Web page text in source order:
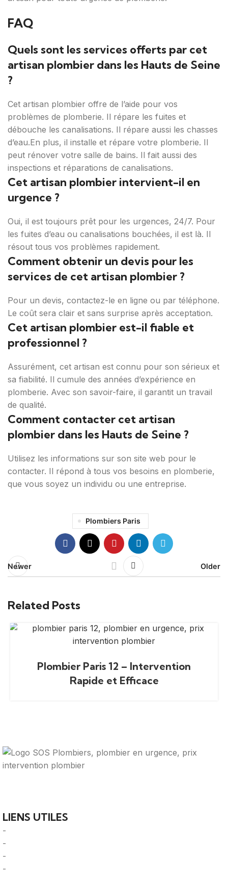
FAQ
Quels sont les services offerts par cet
artisan plombier dans les Hauts de Seine
?
Cet artisan plombier offre de l’aide pour vos
problèmes de plomberie. Il répare les fuites et
débouche les canalisations. Il répare aussi les chasses
d’eau.En plus, il installe et répare votre plomberie. Il
peut rénover votre salle de bains. Il fait aussi des
inspections et réparations de canalisations.
Cet artisan plombier intervient-il en
urgence ?
Oui, il est toujours prêt pour les urgences, 24/7. Pour
les fuites d’eau ou canalisations bouchées, il est là. Il
résout tous vos problèmes rapidement.
Comment obtenir un devis pour les
services de cet artisan plombier ?
Pour un devis, contactez-le en ligne ou par téléphone.
Le coût sera clair et sans surprise après acceptation.
Cet artisan plombier est-il fiable et
professionnel ?
Assurément, cet artisan est connu pour son sérieux et
sa fiabilité. Il cumule des années d’expérience en
plomberie. Avec son savoir-faire, il garantit un travail
de qualité.
Comment contacter cet artisan
plombier dans les Hauts de Seine ?
Utilisez les informations sur son site web pour le
contacter. Il répond à tous vos besoins en plomberie,
que vous soyez un individu ou une entreprise.
Plombiers Paris
Newer Older
Related Posts
Plombier Paris 12 – Intervention
Rapide et Efficace
LIENS UTILES
-
-
-
-